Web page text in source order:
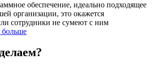
обеспечение, идеально подходящее
организации, это окажется
сотрудники не сумеют с ним
больше